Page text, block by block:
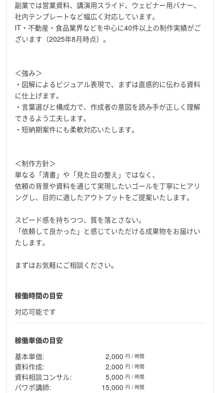
副業では営業資料、講演用スライド、ウェビナー用バナー、
社内テンプレートなど幅広く対応しています。
IT・不動産・食品業界などを中心に40件以上の制作実績がご
ざいます（2025年8月時点）。
＜強み＞
・図解によるビジュアル表現で、まずは直感的に伝わる資料
に仕上げます。
・言葉選びと構成力で、作成者の意図を読み手が正しく理解
できるよう工夫します。
・短納期案件にも柔軟対応いたします。
＜制作方針＞
単なる「清書」や「見た目の整え」ではなく、
依頼の背景や資料を通じて実現したいゴールを丁寧にヒアリ
ングし、目的に適したアウトプットをご提案いたします。
スピード感を持ちつつ、質を落とさない。
「依頼して良かった」と感じていただける成果物をお届けい
たします。
まずはお気軽にご相談ください。
稼働時間の目安
対応可能です
稼働単価の目安
基本単価:
2,000 円 / 時間
資料作成: 2,000 円 / 時間
資料相談コンサル: 5,000 円 / 時間
パワポ講師: 15,000 円 / 時間